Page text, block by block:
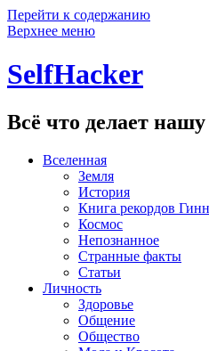
Перейти к содержанию
Верхнее меню
SelfHacker
Всё что делает
Вселенная
Земля
История
Книга рекордов
Космос
Непознанное
Странные факты
Статьи
Личность
Здоровье
Общение
Общество